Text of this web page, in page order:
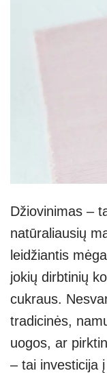
Džiovinimas –
natūraliausių
leidžiantis
jokių dirbtinių
cukraus.
tradicinės,
uogos, ar
– tai investicija